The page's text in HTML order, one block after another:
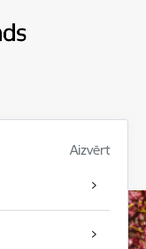
Aizvērt